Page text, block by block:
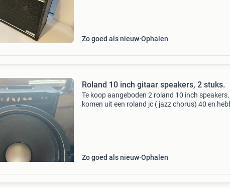
Zo goed als nieuw Ophalen
Roland 10 inch gitaar speakers, 2 stuks.
Te koop aangeboden 2 roland 10 inch speakers.
komen uit een roland jc ( jazz chorus) 40 en
Zo goed als nieuw Ophalen